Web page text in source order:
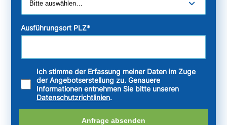
Ausführungsort PLZ*
Ich stimme der Erfassung meiner Daten im Zuge
der Angebotserstellung zu. Genauere
Informationen entnehmen Sie bitte unseren
Datenschutzrichtlinien.
Anfrage absenden